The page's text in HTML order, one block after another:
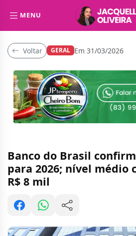
MENU
Voltar GERAL Em 31/03/2026
Banco do Brasil
para 2026; nível médio
R$ 8 mil